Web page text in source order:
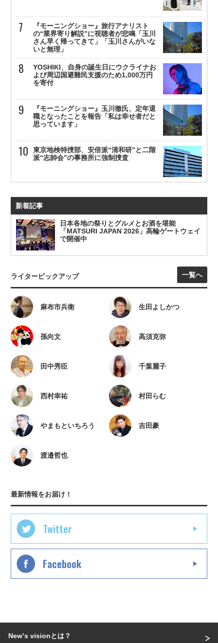
『モーニングショー』旅行アナリスト
の“業界寄り解説”に視聴者が悲鳴「玉川
さん早く帰ってきて」「玉川さんがいな
いと無理」
YOSHIKI、自身の誕生日にウクライナお
よび周辺国避難民支援のため1,000万円
を寄付
『モーニングショー』玉川徹氏、定年退
職となったことを報告「私は幸せ者だと
思っています」
東京地検特捜部、安倍派“清和研”と二階
派“志帥会”の事務所に強制捜査
新着記事
日本各地の祭りとグルメとお酒を堪能
「MATSURI JAPAN 2026」高輪ゲートウェイ
で開催中
ライターピックアップ 一覧へ
麻布市兵衛 生田よしかつ
孫向文 高須克弥
田中秀臣 千葉麗子
西村幸祐 村田らむ
やまもといちろう 吉田豪
渡邉哲也
最新情報をお届け！
Twitter
Facebook
Newʼs visionとは？